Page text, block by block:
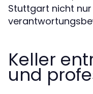
Stuttgart nicht
Keller
und